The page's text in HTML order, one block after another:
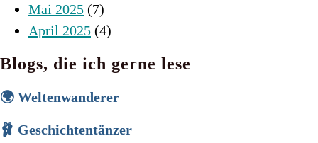
Mai 2025 (7)
April 2025 (4)
Blogs, die ich gerne lese
🌍 Weltenwanderer
🩰 Geschichtentänzer